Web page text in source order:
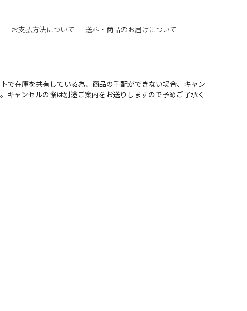
お支払方法について
送料・商品のお届けについて
で在庫を共有している為、商品の手配ができない場合、キャン
キャンセルの際は別途ご案内をお送りしますので予めご了承く